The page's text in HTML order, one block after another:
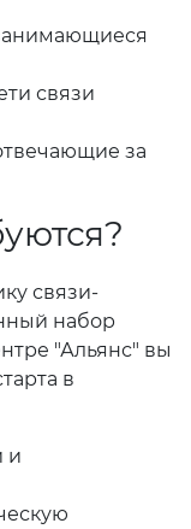
связи
за
связи-
набор
"Альянс" вы
в
и